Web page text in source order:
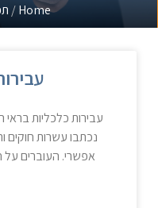
Home
/
עבירות כלכליות
נכתבו עשרות חוקים
אפשרי. העוברים על